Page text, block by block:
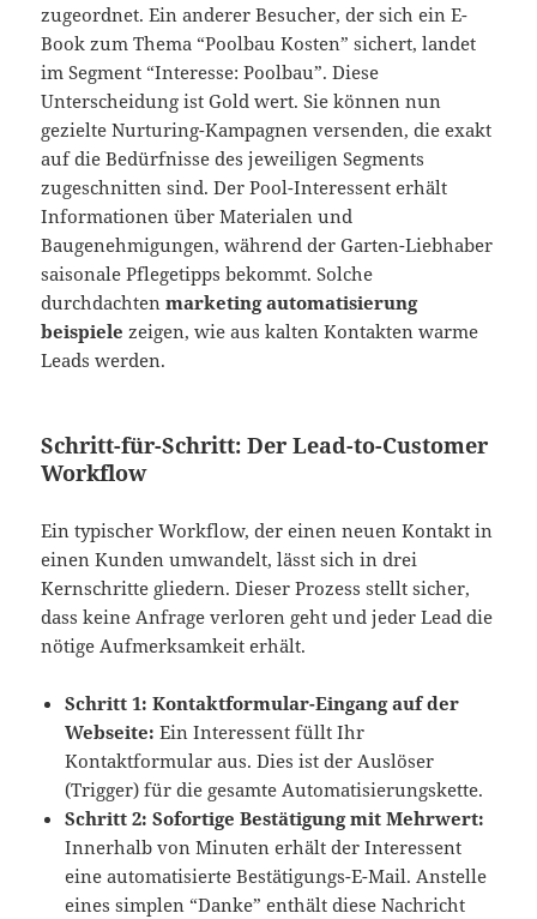
zugeordnet. Ein anderer Besucher, der sich ein E-
Book zum Thema “Poolbau Kosten” sichert, landet
im Segment “Interesse: Poolbau”. Diese
Unterscheidung ist Gold wert. Sie können nun
gezielte Nurturing-Kampagnen versenden, die exakt
auf die Bedürfnisse des jeweiligen Segments
zugeschnitten sind. Der Pool-Interessent erhält
Informationen über Materialen und
Baugenehmigungen, während der Garten-Liebhaber
saisonale Pflegetipps bekommt. Solche
durchdachtenmarketing automatisierung
beispiele zeigen, wie aus kalten Kontakten warme
Leads werden.
Schritt-für-Schritt: Der Lead-to-Customer
Workflow
Ein typischer Workflow, der einen neuen Kontakt in
einen Kunden umwandelt, lässt sich in drei
Kernschritte gliedern. Dieser Prozess stellt sicher,
dass keine Anfrage verloren geht und jeder Lead die
nötige Aufmerksamkeit erhält.
Schritt 1: Kontaktformular-Eingang auf der
Webseite: Ein Interessent füllt Ihr
Kontaktformular aus. Dies ist der Auslöser
(Trigger) für die gesamte Automatisierungskette.
Schritt 2: Sofortige Bestätigung mit Mehrwert:
Innerhalb von Minuten erhält der Interessent
eine automatisierte Bestätigungs-E-Mail. Anstelle
eines simplen “Danke” enthält diese Nachricht